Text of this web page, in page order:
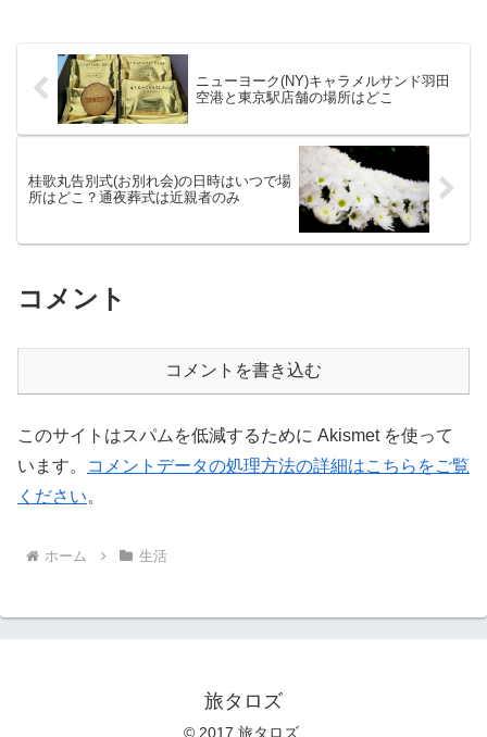
ニューヨーク(NY)キャラメルサンド羽田
空港と東京駅店舗の場所はどこ
桂歌丸告別式(お別れ会)の日時はいつで場
所はどこ？通夜葬式は近親者のみ
コメント
コメントを書き込む
このサイトはスパムを低減するために Akismet を使って
います。
コメントデータの処理方法の詳細はこちらをご覧
ください。
ホーム 生活
旅タロズ
© 2017 旅タロズ.